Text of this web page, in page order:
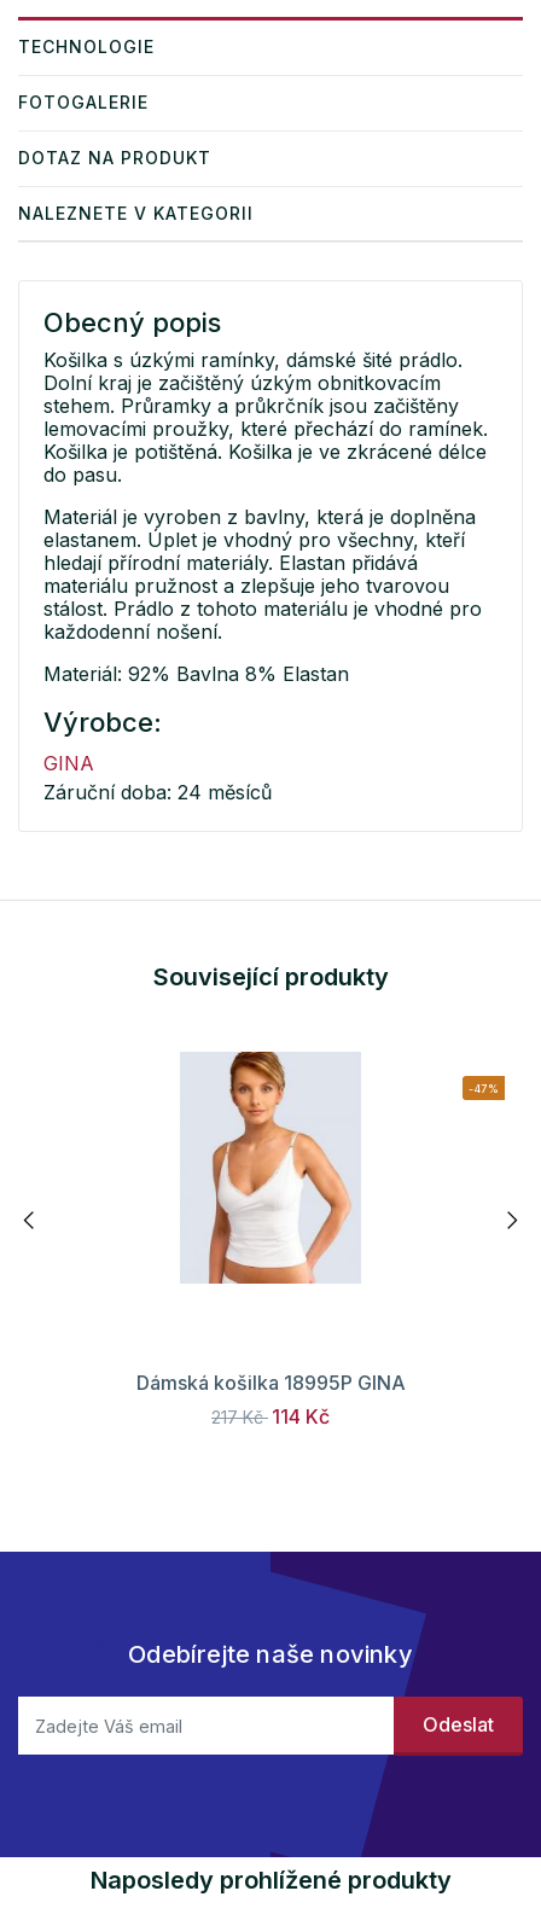
TECHNOLOGIE
FOTOGALERIE
DOTAZ NA PRODUKT
NALEZNETE V KATEGORII
Obecný popis
Košilka s úzkými ramínky, dámské šité prádlo.
Dolní kraj je začištěný úzkým obnitkovacím
stehem. Průramky a průkrčník jsou začištěny
lemovacími proužky, které přechází do ramínek.
Košilka je potištěná. Košilka je ve zkrácené délce
do pasu.
Materiál je vyroben z bavlny, která je doplněna
elastanem. Úplet je vhodný pro všechny, kteří
hledají přírodní materiály. Elastan přidává
materiálu pružnost a zlepšuje jeho tvarovou
stálost. Prádlo z tohoto materiálu je vhodné pro
každodenní nošení.
Materiál: 92% Bavlna 8% Elastan
Výrobce:
GINA
Záruční doba: 24 měsíců
Související produkty
-47%
Dámská košilka 18995P GINA
217 Kč 114 Kč
Odebírejte naše novinky
Naposledy prohlížené produkty